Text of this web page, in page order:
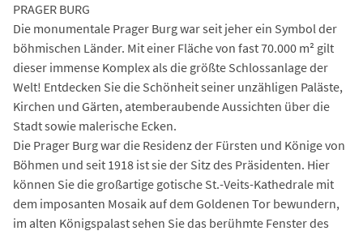
PRAGER BURG
Die monumentale Prager Burg war seit jeher ein Symbol der
böhmischen Länder. Mit einer Fläche von fast 70.000 m² gilt
dieser immense Komplex als die größte Schlossanlage der
Welt! Entdecken Sie die Schönheit seiner unzähligen Paläste,
Kirchen und Gärten, atemberaubende Aussichten über die
Stadt sowie malerische Ecken.
Die Prager Burg war die Residenz der Fürsten und Könige von
Böhmen und seit 1918 ist sie der Sitz des Präsidenten. Hier
können Sie die großartige gotische St.-Veits-Kathedrale mit
dem imposanten Mosaik auf dem Goldenen Tor bewundern,
im alten Königspalast sehen Sie das berühmte Fenster des